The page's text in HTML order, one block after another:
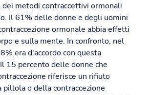
dei metodi contraccettivi ormonali
Il 61% delle donne e degli uomini
ormonale abbia effetti
e sulla mente. In confronto, nel
era d'accordo con questa
15 percento delle donne che
riferisce un rifiuto
o della contraccezione